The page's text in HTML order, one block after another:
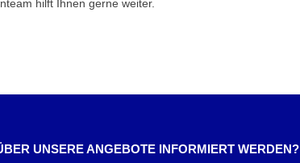
hilft Ihnen gerne weiter.
UNSERE ANGEBOTE INFORMIERT WERDEN?